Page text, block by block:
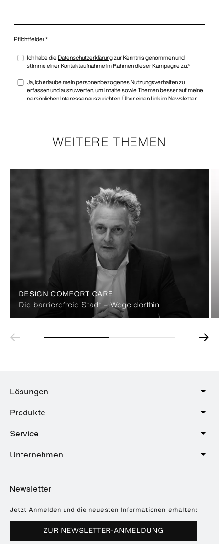
WEITERE THEMEN
DESIGN COMFORT CARE
Die barrierefreie Stadt – Wege dorthin
Lösungen
Care
Public
Hotel
Produkte
Sanitär
Beschläge
Händlersuche
Service
Serviceangebot
Seminare
Broschüren & Kataloge
Downloads
Häufig gestellte Fragen
Unternehmen
Referenzen
Presse
Messetermine
Newsletter
Jetzt Anmelden und die neuesten Informationen erhalten:
ZUR NEWSLETTER-ANMELDUNG